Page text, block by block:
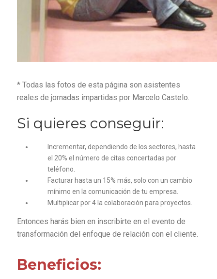
* Todas las fotos de esta página son asistentes
reales de jornadas impartidas por Marcelo Castelo.
Si quieres conseguir:
Incrementar, dependiendo de los sectores, hasta
el 20% el número de citas concertadas por
teléfono.
Facturar hasta un 15% más, solo con un cambio
mínimo en la comunicación de tu empresa.
Multiplicar por 4 la colaboración para proyectos.
Entonces harás bien en inscribirte en el evento de
transformación del enfoque de relación con el cliente.
Beneficios: